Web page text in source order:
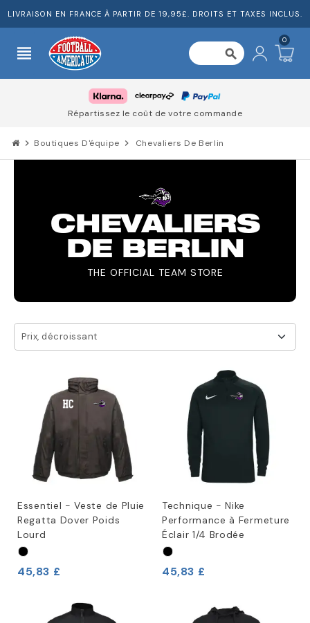
LIVRAISON EN FRANCE À PARTIR DE 19,95£. DROITS ET TAXES INCLUS.
view_headline search
0
Répartissez le coût de votre commande
chevron_right Boutiques D'équipe chevron_right Chevaliers De Berlin
CHEVALIERS
DE BERLIN
THE OFFICIAL TEAM STORE
Prix, décroissant
Essentiel - Veste de Pluie
Regatta Dover Poids
Lourd
45,83 £
Technique - Nike
Performance à Fermeture
Éclair 1/4 Brodée
45,83 £